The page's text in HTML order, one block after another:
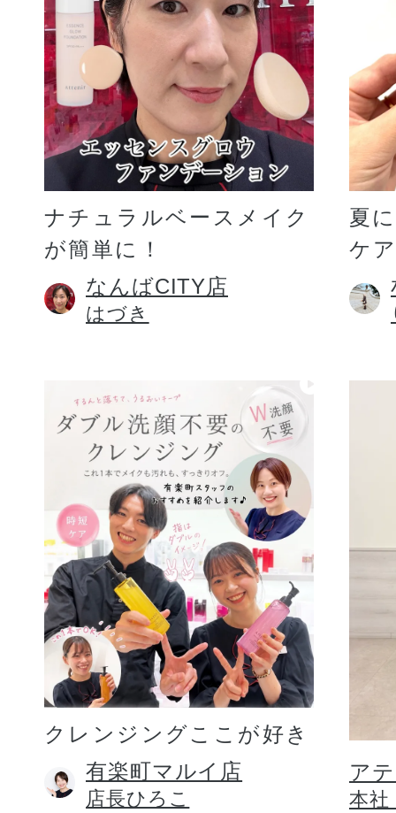
ギフト
ご利用ガイド
よくあるご質問
ナチュラルベースメイク
が簡単に！
なんばCITY店
はづき
夏
ケ
クレンジングここが好き
有楽町マルイ店
店長ひろこ
ア
本